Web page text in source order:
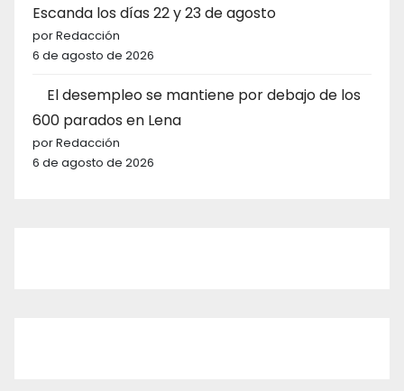
Escanda los días 22 y 23 de agosto
por Redacción
6 de agosto de 2026
El desempleo se mantiene por debajo de los
600 parados en Lena
por Redacción
6 de agosto de 2026